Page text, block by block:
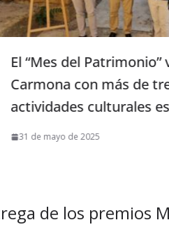
vuelve a
treinta
estivales
de los premios